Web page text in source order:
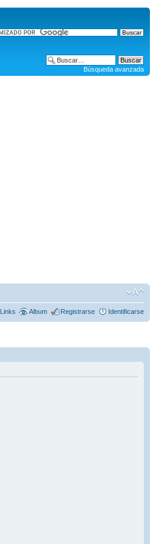
Búsqueda avanzada
Links Album Registrarse Identificarse